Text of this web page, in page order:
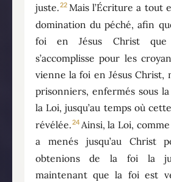
juste.22 Mais l’Écriture a tout
domination du péché, afin
foi en Jésus Christ que
s’accomplisse pour les
vienne la foi en Jésus Christ,
prisonniers, enfermés sous
la Loi, jusqu’au temps où
révélée.24 Ainsi, la Loi,
a menés jusqu’au Christ
obtenions de la foi la
maintenant que la foi est